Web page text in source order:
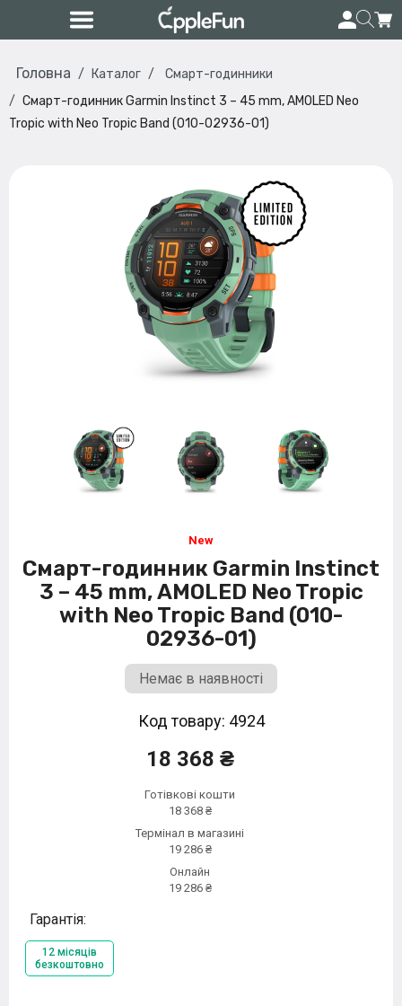
Головна Каталог
Смарт-годинники
Смарт-годинник Garmin Instinct 3 – 45 mm, AMOLED Neo
Tropic with Neo Tropic Band (010-02936-01)
Смарт-годинник Garmin Instinct
3 – 45 mm, AMOLED Neo Tropic
with Neo Tropic Band (010-
02936-01)
Немає в наявності
Код товару: 4924
18 368 ₴
Готівкові кошти
18 368 ₴
Термінал в магазині
19 286 ₴
Онлайн
19 286 ₴
Гарантія:
12 місяців
безкоштовно